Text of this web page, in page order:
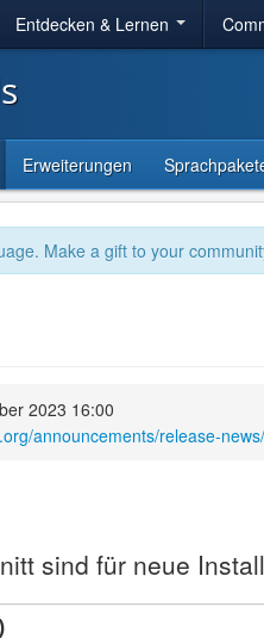
Entdecken & Lernen
Erweiterungen
Make a gift to your
2023 16:00
announcements/release-
sind für neue